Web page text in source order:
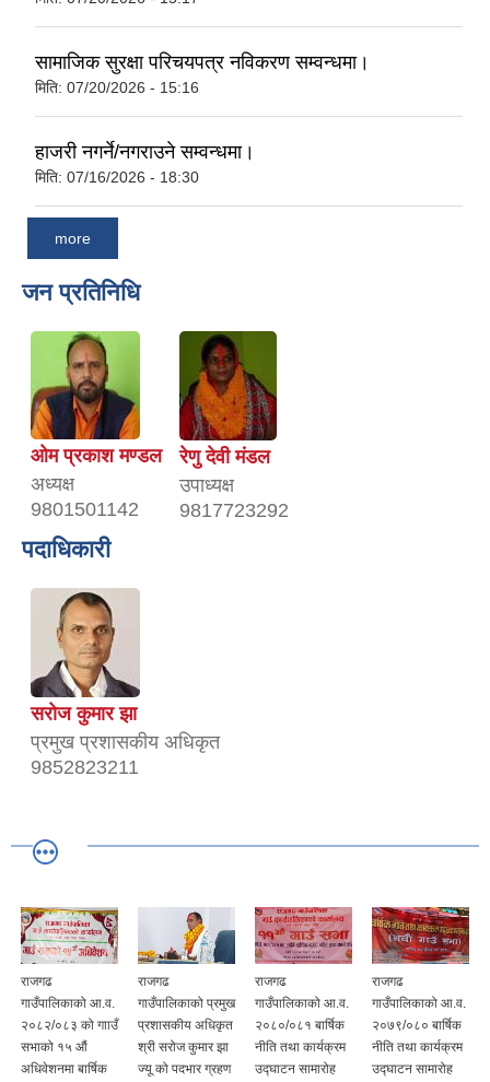
सामाजिक सुरक्षा परिचयपत्र नविकरण सम्वन्धमा।
मिति: 07/20/2026 - 15:16
हाजरी नगर्ने/नगराउने सम्वन्धमा।
मिति: 07/16/2026 - 18:30
more
जन प्रतिनिधि
ओम प्रकाश मण्डल
अध्यक्ष
9801501142
रेणु देवी मंडल
उपाध्यक्ष
9817723292
पदाधिकारी
सरोज कुमार झा
प्रमुख प्रशासकीय अधिकृत
9852823211
राजगढ
गाउँपालिकाको आ.व.
२०८२/०८३ को गााउँ
सभाको १५ औं
अधिवेशनमा बार्षिक
राजगढ
गाउँपालिकाको प्रमुख
प्रशासकीय अधिकृत
श्री सरोज कुमार झा
ज्यू को पदभार ग्रहण
राजगढ
गाउँपालिकाको आ.व.
२०८०/०८१ बार्षिक
नीति तथा कार्यक्रम
उद्घाटन सामारोह
राजगढ
गाउँपालिकाको आ.व.
२०७९/०८० बार्षिक
नीति तथा कार्यक्रम
उद्घाटन सामारोह